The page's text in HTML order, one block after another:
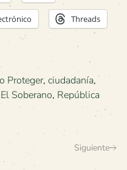
Threads
Proteger, ciudadanía,
El Soberano, República
Siguiente